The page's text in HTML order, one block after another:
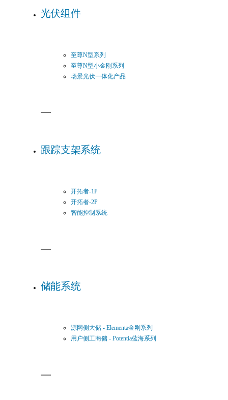
光伏组件
至尊N型系列
至尊N型小金刚系列
场景光伏一体化产品
跟踪支架系统
开拓者-1P
开拓者-2P
智能控制系统
储能系统
源网侧大储 - Elementa金刚系列
用户侧工商储 - Potentia蓝海系列